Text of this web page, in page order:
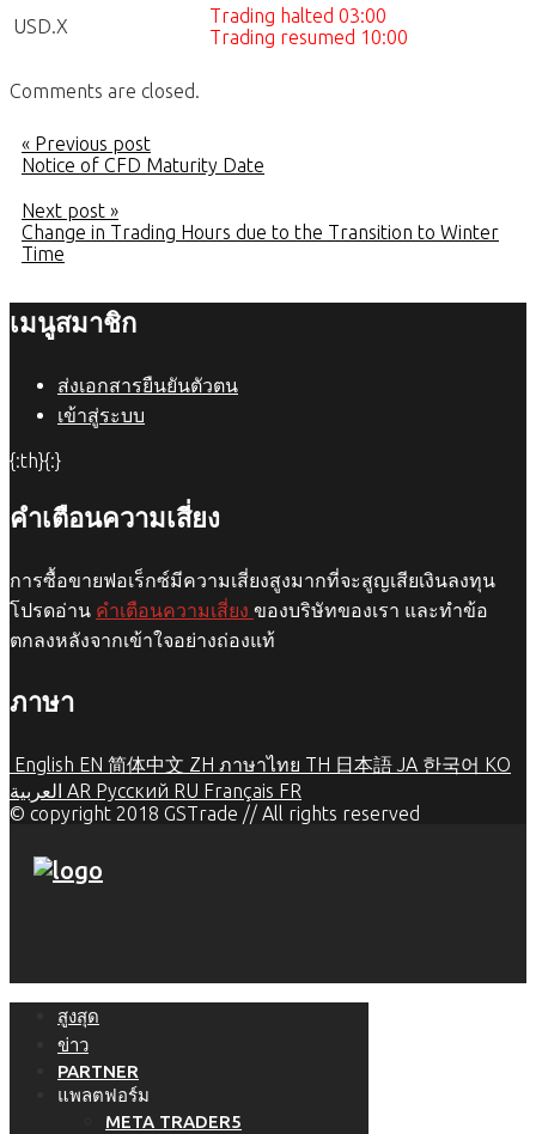
USD.X
Trading halted 03:00
Trading resumed 10:00
Comments are closed.
« Previous post
Notice of CFD Maturity Date
Next post »
Change in Trading Hours due to the Transition to Winter
Time
เมนูสมาชิก
ส่งเอกสารยืนยันตัวตน
เข้าสู่ระบบ
{:th}{:}
คำเตือนความเสี่ยง
การซื้อขายฟอเร็กซ์มีความเสี่ยงสูงมากที่จะสูญเสียเงินลงทุน
โปรดอ่าน คำเตือนความเสี่ยง ของบริษัทของเรา และทำข้อ
ตกลงหลังจากเข้าใจอย่างถ่องแท้
ภาษา
English EN 简体中文 ZH ภาษาไทย TH 日本語 JA 한국어 KO
العربية AR Русский RU Français FR
© copyright 2018 GSTrade // All rights reserved
สูงสุด
ข่าว
PARTNER
แพลตฟอร์ม
META TRADER5